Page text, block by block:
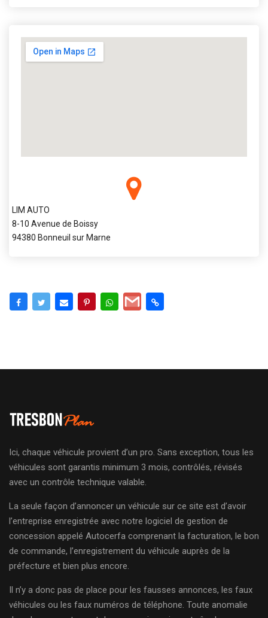
LIM AUTO
8-10 Avenue de Boissy
94380 Bonneuil sur Marne
Ici, chaque véhicule provient d’un pro. Sans exception, tous les
véhicules sont garantis minimum 3 mois, contrôlés, révisés
avec un contrôle technique valable.
La seule façon d’annoncer un véhicule sur ce site est d’avoir
l’entreprise enregistrée avec notre logiciel de gestion de
concession appelé Autocerfa comprenant la facturation, le bon
de commande, l’enregistrement du véhicule auprès de la
préfecture et bien plus encore.
Il n’y a donc pas de place pour les fausses annonces, les faux
véhicules ou les faux numéros de téléphone. Toute anomalie